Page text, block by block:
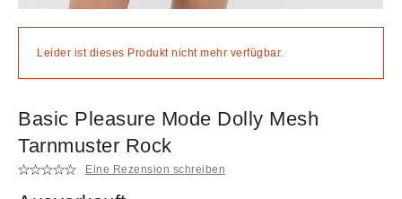
Leider ist dieses Produkt nicht mehr verfügbar.
Basic Pleasure Mode Dolly Mesh
Tarnmuster Rock
Eine Rezension schreiben